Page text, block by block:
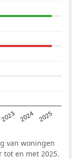
2023 2024 2025
van woningen
tot en met 2025.